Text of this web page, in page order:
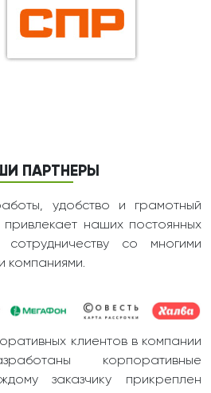
ПАРТНЕРЫ
удобство и грамотный
наших постоянных
со многими
компаниями.
клиентов в компании
корпоративные
заказчику прикреплен